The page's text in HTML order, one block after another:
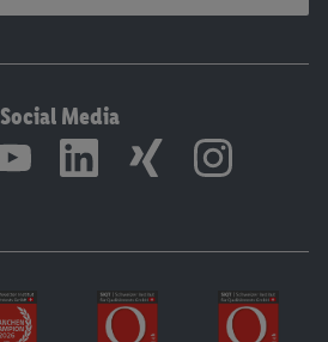
Social Media